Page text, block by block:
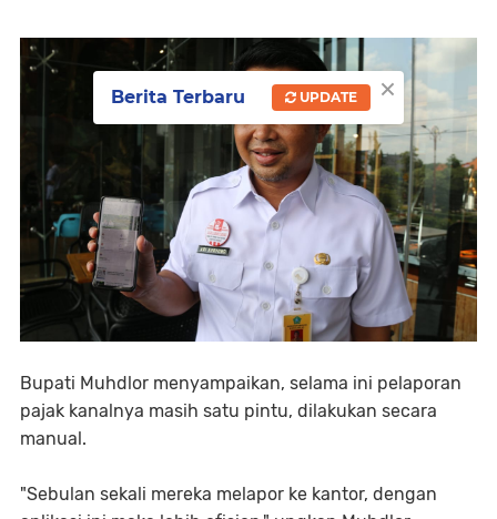
Bupati Muhdlor menyampaikan, selama ini pelaporan
pajak kanalnya masih satu pintu, dilakukan secara
manual.
"Sebulan sekali mereka melapor ke kantor, dengan
×
Berita Terbaru UPDATE